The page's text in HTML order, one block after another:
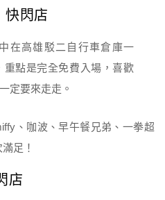
快閃店
在高雄駁二自行車倉庫一
重點是完全免費入場，喜歡
定要來走走。
店